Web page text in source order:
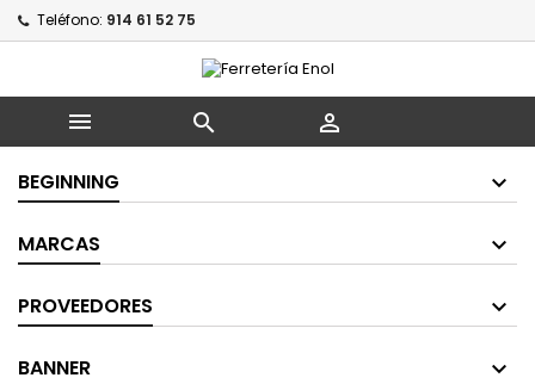
Teléfono: 914 61 52 75
  
BEGINNING
MARCAS
PROVEEDORES
BANNER